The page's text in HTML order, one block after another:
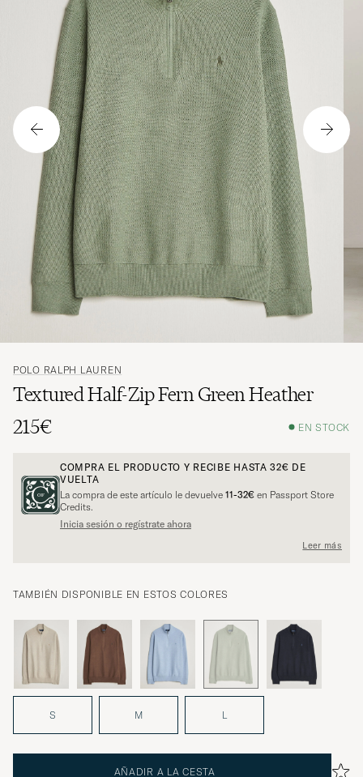
POLO RALPH LAUREN
Textured Half-Zip Fern Green Heather
215€
EN STOCK
COMPRA EL PRODUCTO Y RECIBE HASTA32€ DE
VUELTA
La compra de este artículo le devuelve 11-32€ en Passport Store
Credits.
Inicia sesión o regístrate ahora
Leer más
TAMBIÉN DISPONIBLE EN ESTOS COLORES
S M L
AÑADIR A LA CESTA